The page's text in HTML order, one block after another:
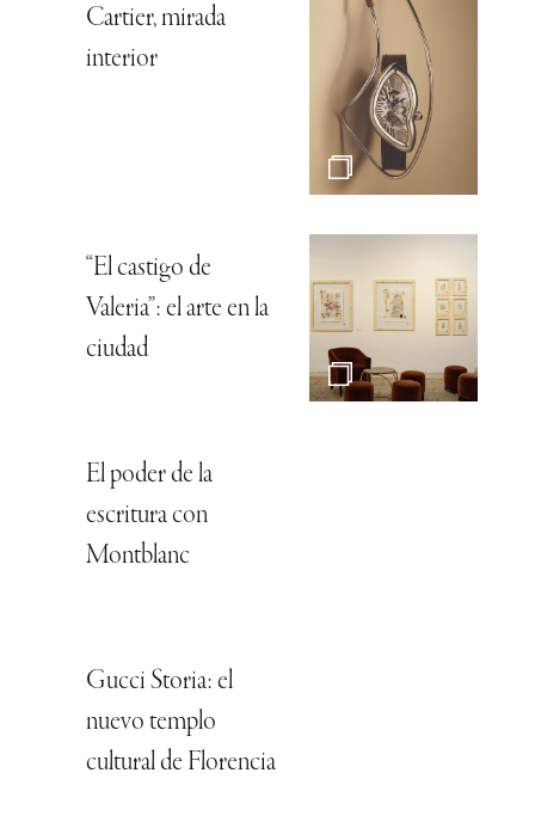
Cartier, mirada
interior
“El castigo de
Valeria”: el arte en la
ciudad
El poder de la
escritura con
Montblanc
Gucci Storia: el
nuevo templo
cultural de Florencia